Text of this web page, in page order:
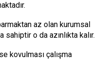
az olan kurumsal
o da azınlıkta kalır.
kovulması çalışma